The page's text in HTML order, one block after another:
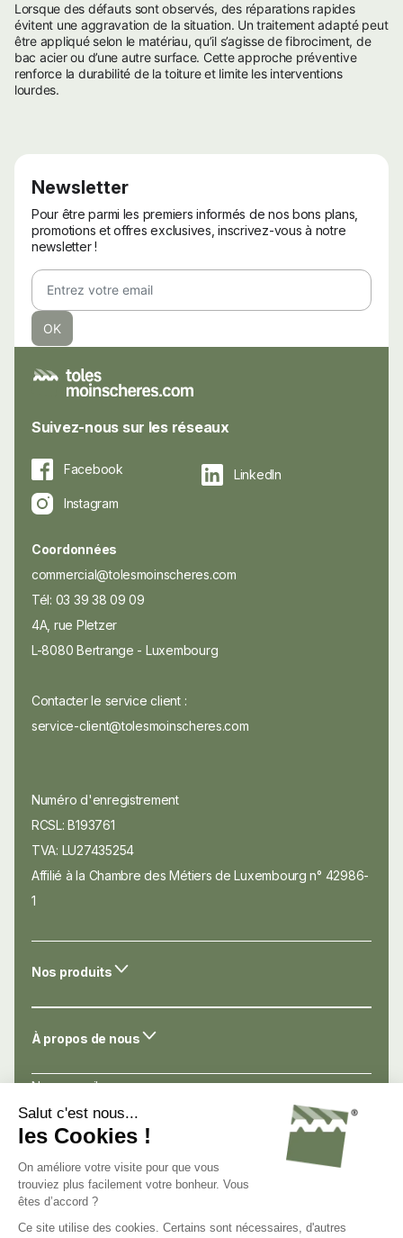
Lorsque des défauts sont observés, des réparations rapides
évitent une aggravation de la situation. Un traitement adapté peut
être appliqué selon le matériau, qu’il s’agisse de fibrociment, de
bac acier ou d’une autre surface. Cette approche préventive
renforce la durabilité de la toiture et limite les interventions
lourdes.
Suivez-nous sur les réseaux
Facebook
LinkedIn
Instagram
Coordonnées
commercial@tolesmoinscheres.com
Tél: 03 39 38 09 09
4A, rue Pletzer
L-8080 Bertrange - Luxembourg
Contacter le service client :
service-client@tolesmoinscheres.com
Numéro d'enregistrement
RCSL: B193761
TVA: LU27435254
Affilié à la Chambre des Métiers de Luxembourg n° 42986-
1
À propos de nous
Nos conseils
Nos atouts
Avis de nos clients
Nous connaître
Nous contacter
Nos produits
Newsletter
Pour être parmi les premiers informés de nos bons plans,
promotions et offres exclusives, inscrivez-vous à notre
newsletter !